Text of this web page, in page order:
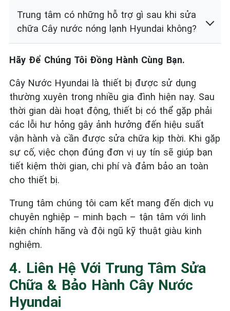
Trung tâm có những hỗ trợ gì sau khi sửa
chữa Cây nước nóng lạnh Hyundai không?
Hãy Để Chúng Tôi Đồng Hành Cùng Bạn.
Cây Nước Hyundai là thiết bị được sử dụng
thường xuyên trong nhiều gia đình hiện nay. Sau
thời gian dài hoạt động, thiết bị có thể gặp phải
các lỗi hư hỏng gây ảnh hưởng đến hiệu suất
vận hành và cần được sửa chữa kịp thời. Khi gặp
sự cố, việc chọn đúng đơn vị uy tín sẽ giúp bạn
tiết kiệm thời gian, chi phí và đảm bảo an toàn
cho thiết bị.
Trung tâm chúng tôi cam kết mang đến dịch vụ
chuyên nghiệp – minh bạch – tận tâm với linh
kiện chính hãng và đội ngũ kỹ thuật giàu kinh
nghiệm.
4. Liên Hệ Với Trung Tâm Sửa
Chữa & Bảo Hành Cây Nước
Hyundai